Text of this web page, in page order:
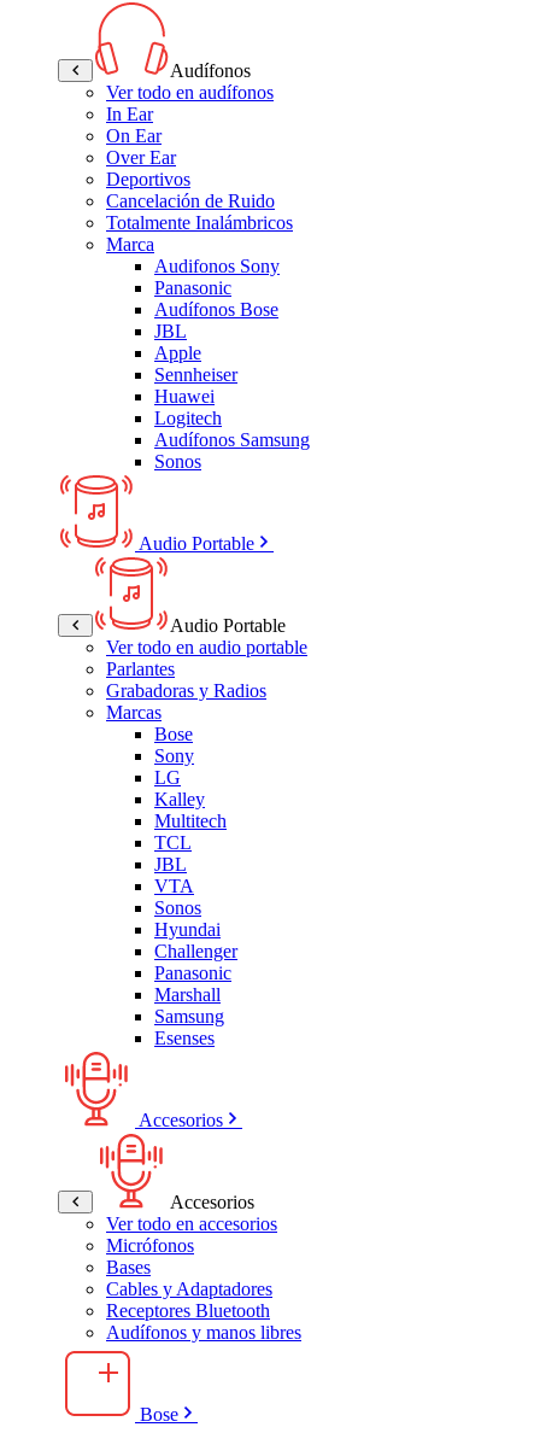
Audífonos
Ver todo en audífonos
In Ear
On Ear
Over Ear
Deportivos
Cancelación de Ruido
Totalmente Inalámbricos
Marca
Audifonos Sony
Panasonic
Audífonos Bose
JBL
Apple
Sennheiser
Huawei
Logitech
Audífonos Samsung
Sonos
Audio Portable
Audio Portable
Ver todo en audio portable
Parlantes
Grabadoras y Radios
Marcas
Bose
Sony
LG
Kalley
Multitech
TCL
JBL
VTA
Sonos
Hyundai
Challenger
Panasonic
Marshall
Samsung
Esenses
Accesorios
Accesorios
Ver todo en accesorios
Micrófonos
Bases
Cables y Adaptadores
Receptores Bluetooth
Audífonos y manos libres
Bose